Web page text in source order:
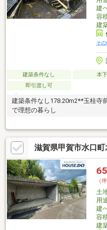
建
容
建
そ
建築条件なし 本
即引渡し可
建築条件なし178.20m2**玉桂寺
で理想の暮らし
滋賀県甲賀市水口町
（
土
用
建
容
建